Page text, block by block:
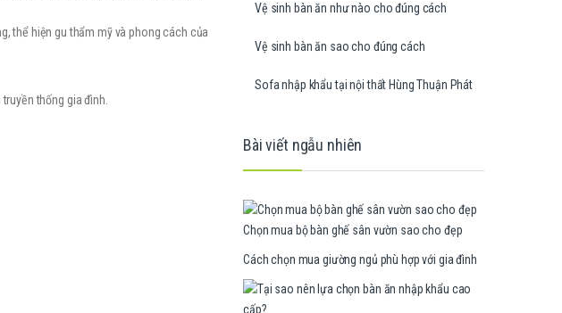
thể hiện gu thẩm mỹ và phong cách của
thống gia đình.
Vệ sinh bàn ăn như nào cho đúng cách
Vệ sinh bàn ăn sao cho đúng cách
Sofa nhập khẩu tại nội thất Hùng Thuận Phát
Bài viết ngẫu nhiên
Chọn mua bộ bàn ghế sân vườn sao cho đẹp
Cách chọn mua giường ngủ phù hợp với gia đình